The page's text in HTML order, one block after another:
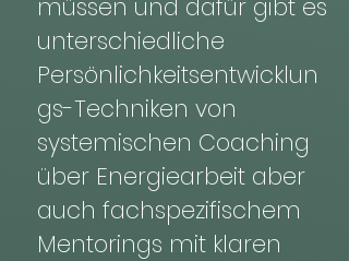
müssen und dafür gibt es
unterschiedliche
Persönlichkeitsentwicklun
gs-Techniken von
systemischen Coaching
über Energiearbeit aber
auch fachspezifischem
Mentorings mit klaren